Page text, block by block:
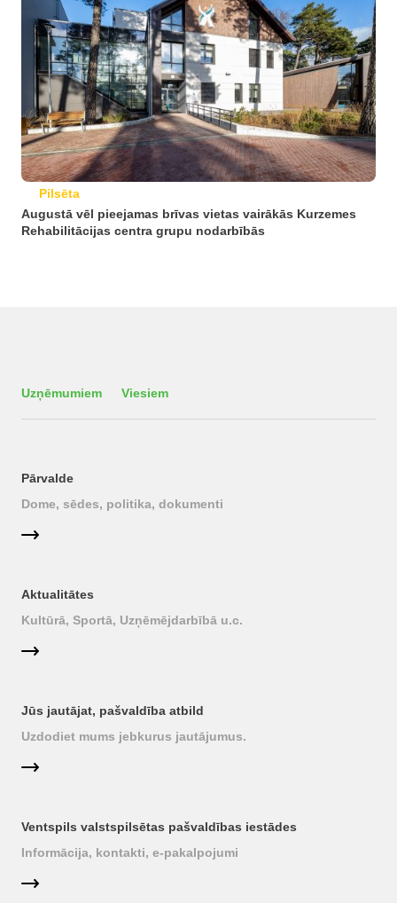
Pilsēta
Augustā vēl pieejamas brīvas vietas vairākās Kurzemes
Rehabilitācijas centra grupu nodarbībās
Uzņēmumiem Viesiem
Pārvalde
Dome, sēdes, politika, dokumenti
Aktualitātes
Kultūrā, Sportā, Uzņēmējdarbībā u.c.
Jūs jautājat, pašvaldība atbild
Uzdodiet mums jebkurus jautājumus.
Ventspils valstspilsētas pašvaldības iestādes
Informācija, kontakti, e-pakalpojumi